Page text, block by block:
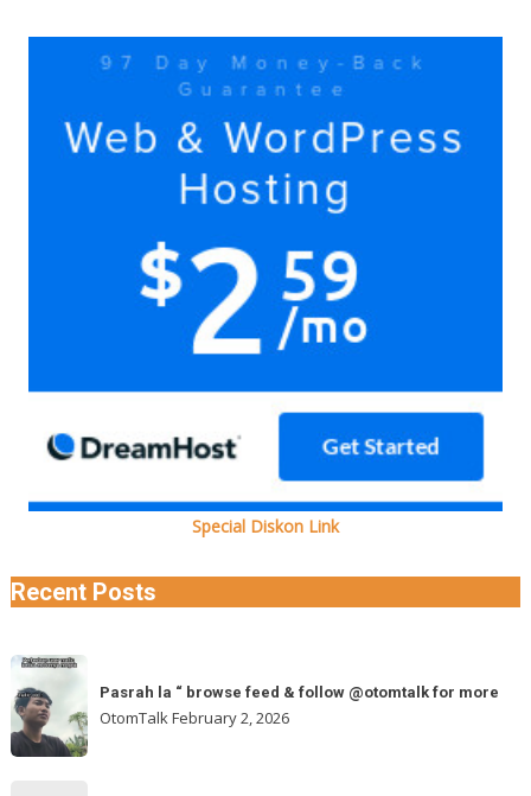
Yuk
Special Diskon Link
Recent Posts
Pasrah
la
browse
Pasrah la “ browse feed & follow @otomtalk for more
OtomTalk February 2, 2026